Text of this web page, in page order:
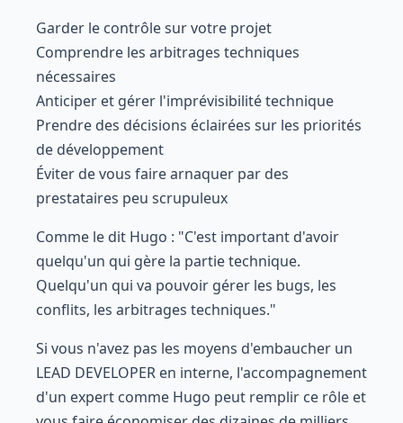
Garder le contrôle sur votre projet
Comprendre les arbitrages techniques
nécessaires
Anticiper et gérer l'imprévisibilité technique
Prendre des décisions éclairées sur les priorités
de développement
Éviter de vous faire arnaquer par des
prestataires peu scrupuleux
Comme le dit Hugo : "C'est important d'avoir
quelqu'un qui gère la partie technique.
Quelqu'un qui va pouvoir gérer les bugs, les
conflits, les arbitrages techniques."
Si vous n'avez pas les moyens d'embaucher un
LEAD DEVELOPER en interne, l'accompagnement
d'un expert comme Hugo peut remplir ce rôle et